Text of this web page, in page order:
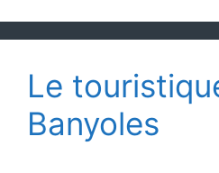
Le
Banyoles